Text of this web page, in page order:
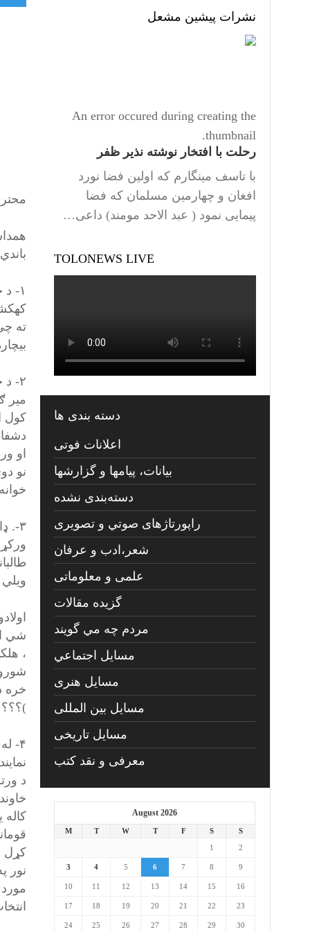
۱-
ته
۲-
مير
کول
او
نو
شي
،
خره
)؟؟؟
۴-
د
کړل
نور
نشرات پیشین مشعل
An error occured during creating the
thumbnail.
رحلت با افتخار نوشته نذیر ظفر
با تاسف مینگارم که اولین فضا نورد
افغان و چهارمین مسلمان که فضا
پیمایی نمود ( عبد الاحد مومند) داعی…
TOLONEWS LIVE
دسته بندی ها
اعلانات فوتی
بیانات، پیامها و گزارشها
دسته‌بندی نشده
راپورتاژهای صوتي و تصويری
شعر،ادب و عرفان
علمی و معلوماتی
گزیده مقالات
مردم چه مي گويند
مسايل اجتماعي
مسايل هنری
مسایل بین المللی
مسایل تاریخی
معرفی و نقد کتب
August 2026
M T W T F S
S
1
2
3 4 5 6 7 8 9
10 11 12 13 14 15 16
17 18 19 20 21 22 23
24 25 26 27 28 29 30